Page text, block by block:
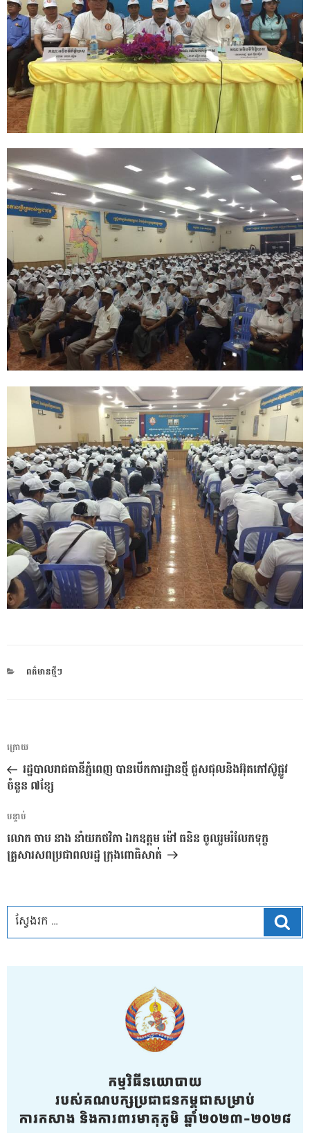
CATEGORIES
ពត៌មានថ្មីៗ
ការ​
នាំទិស​
ប្រកាស
អត្ថបទ
មុន
ក្រោយ
រដ្ឋបាលរាជធានីភ្នំពេញ បានបើកការដ្ឋានថ្មី ជួសជុលនិងអ៊ុតកៅស៊ូផ្លូវ
ចំនួន ៧ខ្សែ
អត្ថបទ
បន្ទាប់
បន្ទាប់
លោក ចាប នាង នាំយកថវិកា ឯកឧត្តម ម៉ៅ ធនិន ចូលរួមរំលែកទុក្ខ
គ្រួសារសពប្រជាពលរដ្ឋ ក្រុងពោធិសាត់